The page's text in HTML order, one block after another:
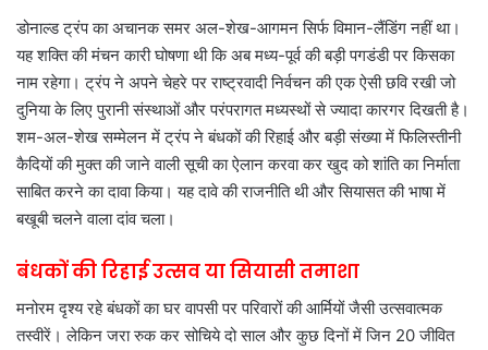
डोनाल्ड ट्रंप का अचानक समर अल-शेख-आगमन सिर्फ विमान-लैंडिंग नहीं था।
यह शक्ति की मंचन कारी घोषणा थी कि अब मध्य-पूर्व की बड़ी पगडंडी पर किसका
नाम रहेगा। ट्रंप ने अपने चेहरे पर राष्ट्रवादी निर्वचन की एक ऐसी छवि रखी जो
दुनिया के लिए पुरानी संस्थाओं और परंपरागत मध्यस्थों से ज्यादा कारगर दिखती है।
शम-अल-शेख सम्मेलन में ट्रंप ने बंधकों की रिहाई और बड़ी संख्या में फिलिस्तीनी
कैदियों की मुक्त की जाने वाली सूची का ऐलान करवा कर खुद को शांति का निर्माता
साबित करने का दावा किया। यह दावे की राजनीति थी और सियासत की भाषा में
बखूबी चलने वाला दांव चला।
बंधकों की रिहाई उत्सव या सियासी तमाशा
मनोरम दृश्य रहे बंधकों का घर वापसी पर परिवारों की आर्मियों जैसी उत्सवात्मक
तस्वीरें। लेकिन जरा रुक कर सोचिये दो साल और कुछ दिनों में जिन 20 जीवित